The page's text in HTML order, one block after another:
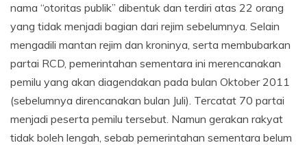
nama “otoritas publik” dibentuk dan terdiri atas 22 orang
yang tidak menjadi bagian dari rejim sebelumnya. Selain
mengadili mantan rejim dan kroninya, serta membubarkan
partai RCD, pemerintahan sementara ini merencanakan
pemilu yang akan diagendakan pada bulan Oktober 2011
(sebelumnya direncanakan bulan Juli). Tercatat 70 partai
menjadi peserta pemilu tersebut. Namun gerakan rakyat
tidak boleh lengah, sebab pemerintahan sementara belum